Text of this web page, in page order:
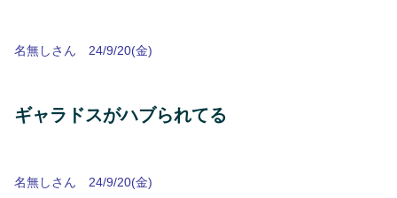
名無しさん 24/9/20(金)
ギャラドスがハブられてる
名無しさん 24/9/20(金)